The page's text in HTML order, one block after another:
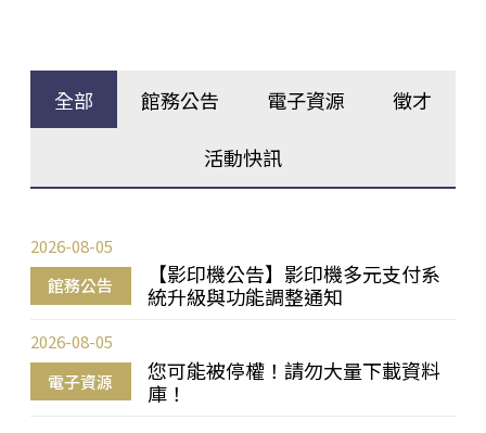
全部 館務公告 電子資源 徵才
活動快訊
館務公告
【影印機公告】影印機多元支付系
統升級與功能調整通知
2026-08-05
電子資源
您可能被停權！請勿大量下載資料
庫！
2026-08-05